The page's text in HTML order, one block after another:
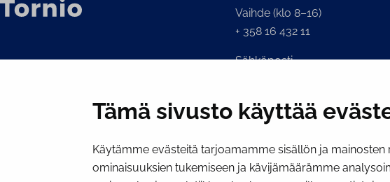
Tämä sivusto käyttää
Käytämme evästeitä tarjoamamme sisällön ja mainosten
ominaisuuksien tukemiseen ja kävijämäärämme
Vaihde (klo 8–16)
+ 358 16 432 11
Sähköposti